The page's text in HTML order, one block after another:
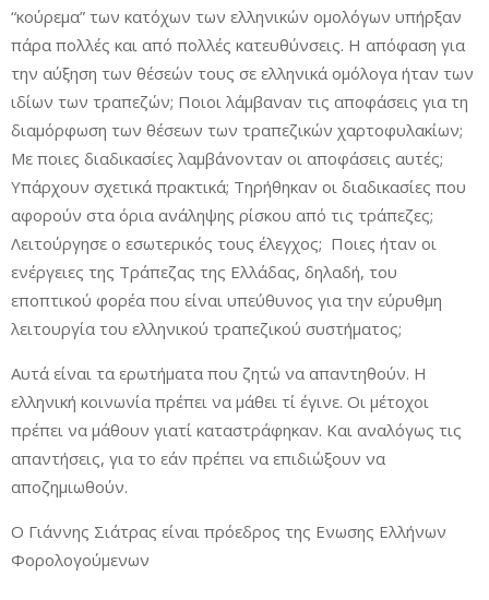
“κούρεμα” των κατόχων των ελληνικών ομολόγων υπήρξαν
πάρα πολλές και από πολλές κατευθύνσεις. Η απόφαση για
την αύξηση των θέσεών τους σε ελληνικά ομόλογα ήταν των
ιδίων των τραπεζών; Ποιοι λάμβαναν τις αποφάσεις για τη
διαμόρφωση των θέσεων των τραπεζικών χαρτοφυλακίων;
Με ποιες διαδικασίες λαμβάνονταν οι αποφάσεις αυτές;
Υπάρχουν σχετικά πρακτικά; Τηρήθηκαν οι διαδικασίες που
αφορούν στα όρια ανάληψης ρίσκου από τις τράπεζες;
Λειτούργησε ο εσωτερικός τους έλεγχος; Ποιες ήταν οι
ενέργειες της Τράπεζας της Ελλάδας, δηλαδή, του
εποπτικού φορέα που είναι υπεύθυνος για την εύρυθμη
λειτουργία του ελληνικού τραπεζικού συστήματος;
Αυτά είναι τα ερωτήματα που ζητώ να απαντηθούν. Η
ελληνική κοινωνία πρέπει να μάθει τί έγινε. Οι μέτοχοι
πρέπει να μάθουν γιατί καταστράφηκαν. Και αναλόγως τις
απαντήσεις, για το εάν πρέπει να επιδιώξουν να
αποζημιωθούν.
Ο Γιάννης Σιάτρας είναι πρόεδρος της Ενωσης Ελλήνων
Φορολογούμενων